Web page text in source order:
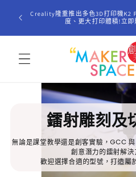
跳至內
容
Creality隆重推出多色3D打印機K2
度、更大打印體積!立即
鐳射雕刻及
無論是課堂教學還是創客實驗，GCC
創意潛力的鐳射解決
歡迎選擇合適的型號，打造屬